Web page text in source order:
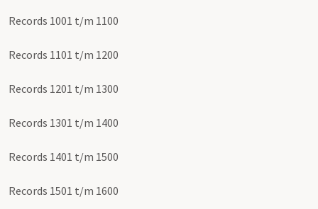
Records 1001 t/m 1100
Records 1101 t/m 1200
Records 1201 t/m 1300
Records 1301 t/m 1400
Records 1401 t/m 1500
Records 1501 t/m 1600